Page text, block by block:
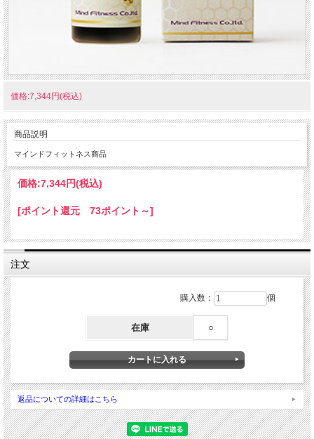
価格:7,344円(税込)
商品説明
マインドフィットネス商品
価格:7,344円(税込)
[ポイント還元 73ポイント～]
注文
購入数： 個
在庫 ○
返品についての詳細はこちら